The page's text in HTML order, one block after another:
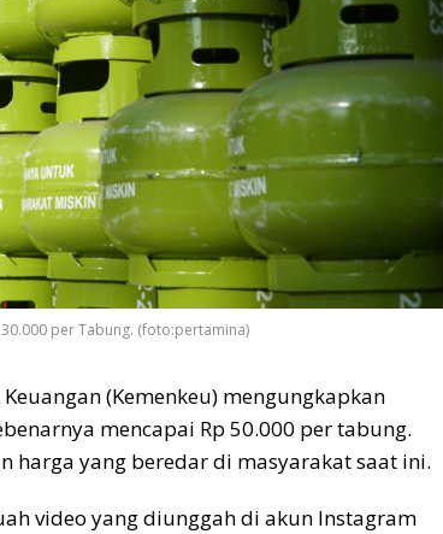
30.000 per Tabung. (foto:pertamina)
(Kemenkeu) mengungkapkan
mencapai Rp 50.000 per tabung.
yang beredar di masyarakat saat ini.
video yang diunggah di akun Instagram